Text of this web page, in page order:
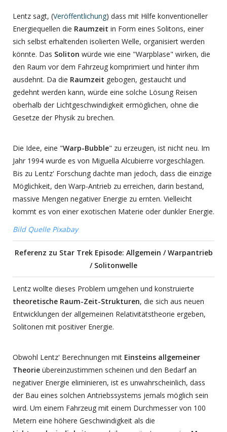
Lentz sagt, (Veröffentlichung) dass mit Hilfe konventioneller
Energiequellen die Raumzeit in Form eines Solitons, einer
sich selbst erhaltenden isolierten Welle, organisiert werden
könnte. Das Soliton würde wie eine "Warpblase" wirken, die
den Raum vor dem Fahrzeug komprimiert und hinter ihm
ausdehnt. Da die Raumzeit gebogen, gestaucht und
gedehnt werden kann, würde eine solche Lösung Reisen
oberhalb der Lichtgeschwindigkeit ermöglichen, ohne die
Gesetze der Physik zu brechen.
Die Idee, eine "Warp-Bubble" zu erzeugen, ist nicht neu. Im
Jahr 1994 wurde es von Miguella Alcubierre vorgeschlagen.
Bis zu Lentz' Forschung dachte man jedoch, dass die einzige
Möglichkeit, den Warp-Antrieb zu erreichen, darin bestand,
massive Mengen negativer Energie zu ernten. Vielleicht
kommt es von einer exotischen Materie oder dunkler Energie.
Bild Quelle Pixabay
Referenz zu Star Trek Episode: Allgemein / Warpantrieb
/ Solitonwelle
Lentz wollte dieses Problem umgehen und konstruierte
theoretische Raum-Zeit-Strukturen, die sich aus neuen
Entwicklungen der allgemeinen Relativitätstheorie ergeben,
Solitonen mit positiver Energie.
Obwohl Lentz' Berechnungen mit Einsteins allgemeiner
Theorie übereinzustimmen scheinen und den Bedarf an
negativer Energie eliminieren, ist es unwahrscheinlich, dass
der Bau eines solchen Antriebssystems jemals möglich sein
wird. Um einem Fahrzeug mit einem Durchmesser von 100
Metern eine höhere Geschwindigkeit als die